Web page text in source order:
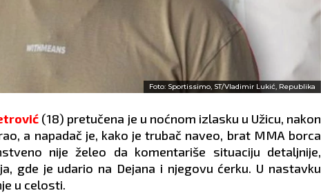
Foto: Sportissimo, ST/Vladimir Lukić, Republika
(18) pretučena je u noćnom izlasku u Užicu, nakon
a napadač je, kako je trubač naveo, brat MMA borca
nije želeo da komentariše situaciju detaljnije,
gde je udario na Dejana i njegovu ćerku. U nastavku
u celosti.